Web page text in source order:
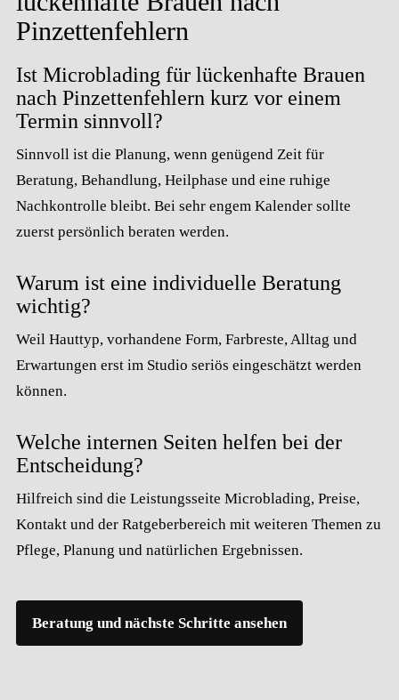
Pinzettenfehlern
Ist Microblading für lückenhafte Brauen
nach Pinzettenfehlern kurz vor einem
Termin sinnvoll?
Sinnvoll ist die Planung, wenn genügend Zeit für
Beratung, Behandlung, Heilphase und eine ruhige
Nachkontrolle bleibt. Bei sehr engem Kalender sollte
zuerst persönlich beraten werden.
Warum ist eine individuelle Beratung
wichtig?
Weil Hauttyp, vorhandene Form, Farbreste, Alltag und
Erwartungen erst im Studio seriös eingeschätzt werden
können.
Welche internen Seiten helfen bei der
Entscheidung?
Hilfreich sind die Leistungsseite Microblading, Preise,
Kontakt und der Ratgeberbereich mit weiteren Themen zu
Pflege, Planung und natürlichen Ergebnissen.
Beratung und nächste Schritte ansehen